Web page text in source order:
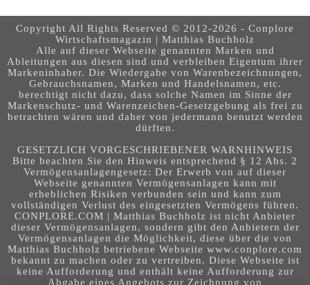
Copyright All Rights Reserved © 2012-2026 - Conplore
Wirtschaftsmagazin | Matthias Buchholz
Alle auf dieser Webseite genannten Marken und
Ableitungen aus diesen sind und verbleiben Eigentum ihrer
Markeninhaber. Die Wiedergabe von Warenbezeichnungen,
Gebrauchsnamen, Marken und Handelsnamen, etc.
berechtigt nicht dazu, dass solche Namen im Sinne der
Markenschutz- und Warenzeichen-Gesetzgebung als frei zu
betrachten wären und daher von jedermann benutzt werden
dürften.
GESETZLICH VORGESCHRIEBENER WARNHINWEIS
Bitte beachten Sie den Hinweis entsprechend § 12 Abs. 2
Vermögensanlagengesetz: Der Erwerb von auf dieser
Webseite genannten Vermögensanlagen kann mit
erheblichen Risiken verbunden sein und kann zum
vollständigen Verlust des eingesetzten Vermögens führen.
CONPLORE.COM | Matthias Buchholz ist nicht Anbieter
dieser Vermögensanlagen, sondern gibt den Anbietern der
Vermögensanlagen die Möglichkeit, diese über die von
Matthias Buchholz betriebene Webseite www.conplore.com
bekannt zu machen oder zu vertreiben. Diese Webseite ist
keine Aufforderung und enthält keine Aufforderung zur
Abgabe eines Angebots zur Zeichnung von